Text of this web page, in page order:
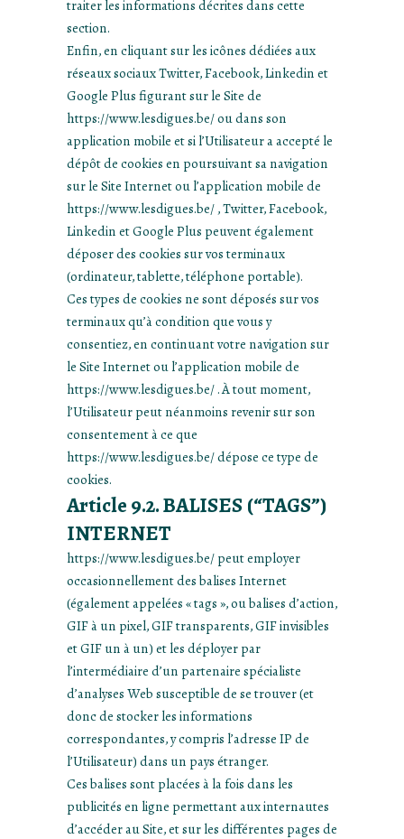
traiter les informations décrites dans cette
section.
Enfin, en cliquant sur les icônes dédiées aux
réseaux sociaux Twitter, Facebook, Linkedin et
Google Plus figurant sur le Site de
https://www.lesdigues.be/ ou dans son
application mobile et si l’Utilisateur a accepté le
dépôt de cookies en poursuivant sa navigation
sur le Site Internet ou l’application mobile de
https://www.lesdigues.be/ , Twitter, Facebook,
Linkedin et Google Plus peuvent également
déposer des cookies sur vos terminaux
(ordinateur, tablette, téléphone portable).
Ces types de cookies ne sont déposés sur vos
terminaux qu’à condition que vous y
consentiez, en continuant votre navigation sur
le Site Internet ou l’application mobile de
https://www.lesdigues.be/ . À tout moment,
l’Utilisateur peut néanmoins revenir sur son
consentement à ce que
https://www.lesdigues.be/ dépose ce type de
cookies.
Article 9.2. BALISES (“TAGS”)
INTERNET
https://www.lesdigues.be/ peut employer
occasionnellement des balises Internet
(également appelées « tags », ou balises d’action,
GIF à un pixel, GIF transparents, GIF invisibles
et GIF un à un) et les déployer par
l’intermédiaire d’un partenaire spécialiste
d’analyses Web susceptible de se trouver (et
donc de stocker les informations
correspondantes, y compris l’adresse IP de
l’Utilisateur) dans un pays étranger.
Ces balises sont placées à la fois dans les
publicités en ligne permettant aux internautes
d’accéder au Site, et sur les différentes pages de